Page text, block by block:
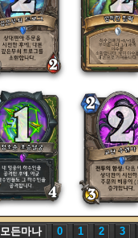
모든마나 0 1 2 3